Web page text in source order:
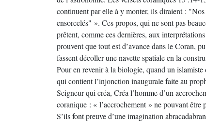
continuent par elle à y monter, ils diraient :
ensorcelés" ». Ces propos, qui ne sont pas
prêtent, comme ces dernières, aux
prouvent que tout est d’avance dans le Coran,
fassent décoller une navette spatiale en la
Pour en revenir à la biologie, quand un
qui contient l’injonction inaugurale faite au
Seigneur qui créa, Créa l’homme d’un
coranique : « l’accrochement » ne pouvant
S’ils font preuve d’une imagination